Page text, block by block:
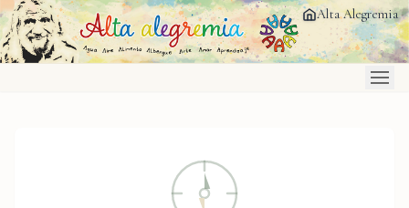
Saltar al contenido principal Alta Alegremia